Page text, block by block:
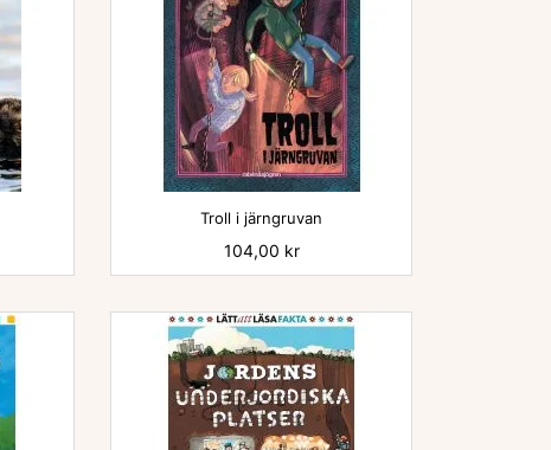

Troll i järngruvan
Pris
104,00 kr